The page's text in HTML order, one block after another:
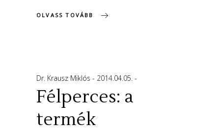
OLVASS TOVÁBB
Dr. Krausz Miklós 2014.04.05.
Félperces: a
termék